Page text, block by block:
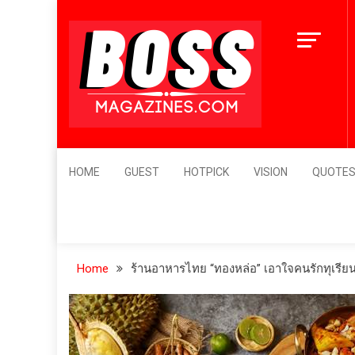
content
Leader's Vision
HOME GUEST HOTPICK VISION QUOTES
Home ร้านอาหารไทย “ทองหล่อ” เอาใจคนรักทุเรี